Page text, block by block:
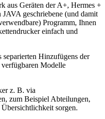
aus Geräten der A+, Hermes +
geschriebene (und damit
Programm, Ihnen
einfach und
Hinzufügens der
Modelle
z. B. via
zum Beispiel Abteilungen,
sorgen.